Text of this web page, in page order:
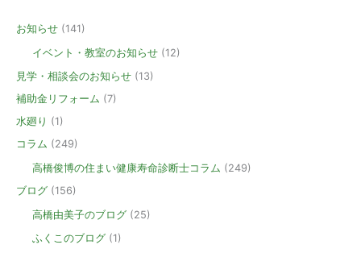
お知らせ (141)
イベント・教室のお知らせ (12)
見学・相談会のお知らせ (13)
補助金リフォーム (7)
水廻り (1)
コラム (249)
高橋俊博の住まい健康寿命診断士コラム (249)
ブログ (156)
高橋由美子のブログ (25)
ふくこのブログ (1)